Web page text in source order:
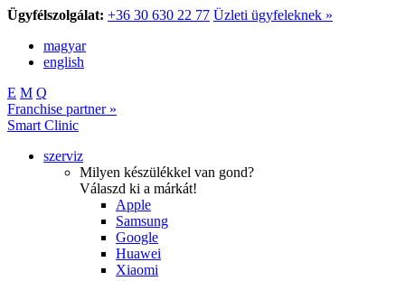
Ügyfélszolgálat: +36 30 630 22 77 Üzleti ügyfeleknek »
magyar
english
E M Q
Franchise partner »
Smart Clinic
szerviz
Milyen készülékkel van gond?
Válaszd ki a márkát!
Apple
Samsung
Google
Huawei
Xiaomi